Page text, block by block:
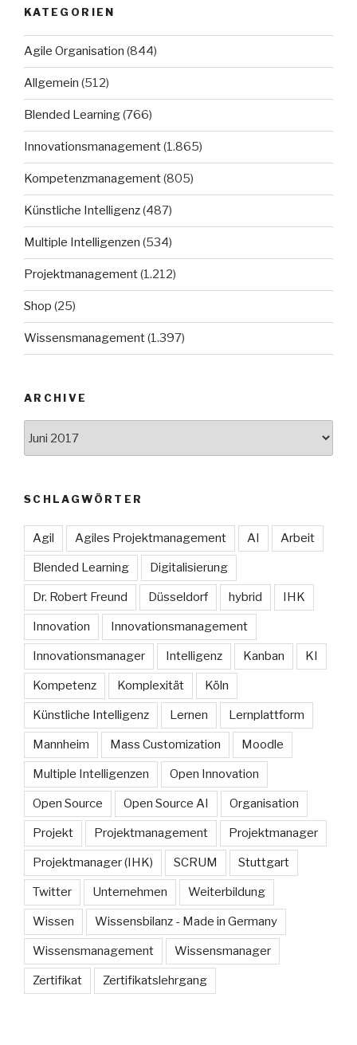
KATEGORIEN
Agile Organisation (844)
Allgemein (512)
Blended Learning(766)
Innovationsmanagement(1.865)
Kompetenzmanagement(805)
Künstliche Intelligenz(487)
Multiple Intelligenzen (534)
Projektmanagement(1.212)
Shop (25)
Wissensmanagement(1.397)
ARCHIVE
SCHLAGWÖRTER
Agil Agiles Projektmanagement AI Arbeit
Blended Learning Digitalisierung
Dr. Robert Freund Düsseldorf hybrid IHK
Innovation Innovationsmanagement
Innovationsmanager Intelligenz Kanban KI
Kompetenz Komplexität Köln
Künstliche Intelligenz Lernen Lernplattform
Mannheim Mass Customization Moodle
Multiple Intelligenzen Open Innovation
Open Source Open Source AI Organisation
Projekt Projektmanagement Projektmanager
Projektmanager (IHK) SCRUM Stuttgart
Twitter Unternehmen Weiterbildung
Wissen Wissensbilanz - Made in Germany
Wissensmanagement Wissensmanager
Zertifikat Zertifikatslehrgang